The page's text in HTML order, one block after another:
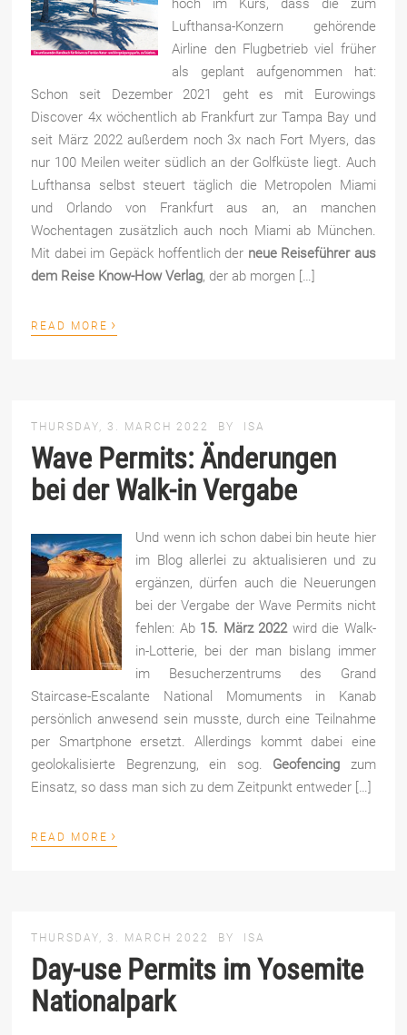
Lufthansa-Konzern gehörende
Airline den Flugbetrieb viel früher
als geplant aufgenommen hat:
Schon seit Dezember 2021 geht es mit Eurowings
Discover 4x wöchentlich ab Frankfurt zur Tampa Bay und
seit März 2022 außerdem noch 3x nach Fort Myers, das
nur 100 Meilen weiter südlich an der Golfküste liegt. Auch
Lufthansa selbst steuert täglich die Metropolen Miami
und Orlando von Frankfurt aus an, an manchen
Wochentagen zusätzlich auch noch Miami ab München.
Mit dabei im Gepäck hoffentlich der neue Reiseführer aus
dem Reise Know-How Verlag, der ab morgen […]
READ MORE ›
THURSDAY, 3. MARCH 2022 BY ISA
Wave Permits: Änderungen
bei der Walk-in Vergabe
Und wenn ich schon dabei bin heute hier
im Blog allerlei zu aktualisieren und zu
ergänzen, dürfen auch die Neuerungen
bei der Vergabe der Wave Permits nicht
fehlen: Ab 15. März 2022wird die Walk-
in-Lotterie, bei der man bislang immer
im Besucherzentrums des Grand
Staircase-Escalante National Momuments in Kanab
persönlich anwesend sein musste, durch eine Teilnahme
per Smartphone ersetzt. Allerdings kommt dabei eine
geolokalisierte Begrenzung, ein sog.
Geofencing zum
Einsatz, so dass man sich zu dem Zeitpunkt entweder […]
READ MORE ›
THURSDAY, 3. MARCH 2022 BY ISA
Day-use Permits im Yosemite
Nationalpark